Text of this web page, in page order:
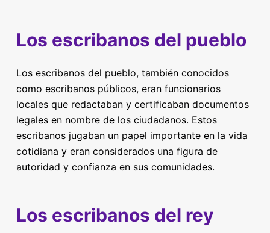
Los escribanos del pueblo
Los escribanos del pueblo, también conocidos
como escribanos públicos, eran funcionarios
locales que redactaban y certificaban documentos
legales en nombre de los ciudadanos. Estos
escribanos jugaban un papel importante en la vida
cotidiana y eran considerados una figura de
autoridad y confianza en sus comunidades.
Los escribanos del rey